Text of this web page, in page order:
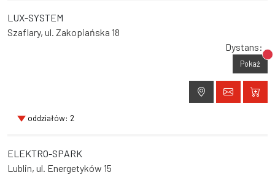
LUX-SYSTEM
Szaflary, ul. Zakopiańska 18
Dystans:
Pokaż
oddziałów: 2
ELEKTRO-SPARK
Lublin, ul. Energetyków 15